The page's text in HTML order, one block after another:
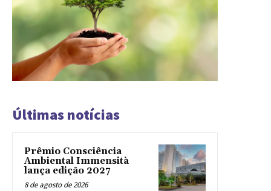
Últimas notícias
Prêmio Consciência
Ambiental Immensità
lança edição 2027
8 de agosto de 2026